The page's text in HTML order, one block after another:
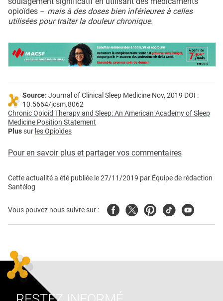
opioïdes – mais à des doses bien inférieures à celles
utilisées pour traiter la douleur chronique.
Source: Journal of Clinical Sleep Medicine Nov, 2019 DOI :
10.5664/jcsm.8062
Chronic Opioid Therapy and Sleep: An American Academy of Sleep
Medicine Position Statement
Plussur les Opioïdes
Pour en savoir plus et partager vos commentaires
Cette actualité a été publiée le27/11/2019 par Équipe de rédaction
Santélog
Vous pouvez nous suivre sur : FacebookTwitterPinterest
TiktokYoutube